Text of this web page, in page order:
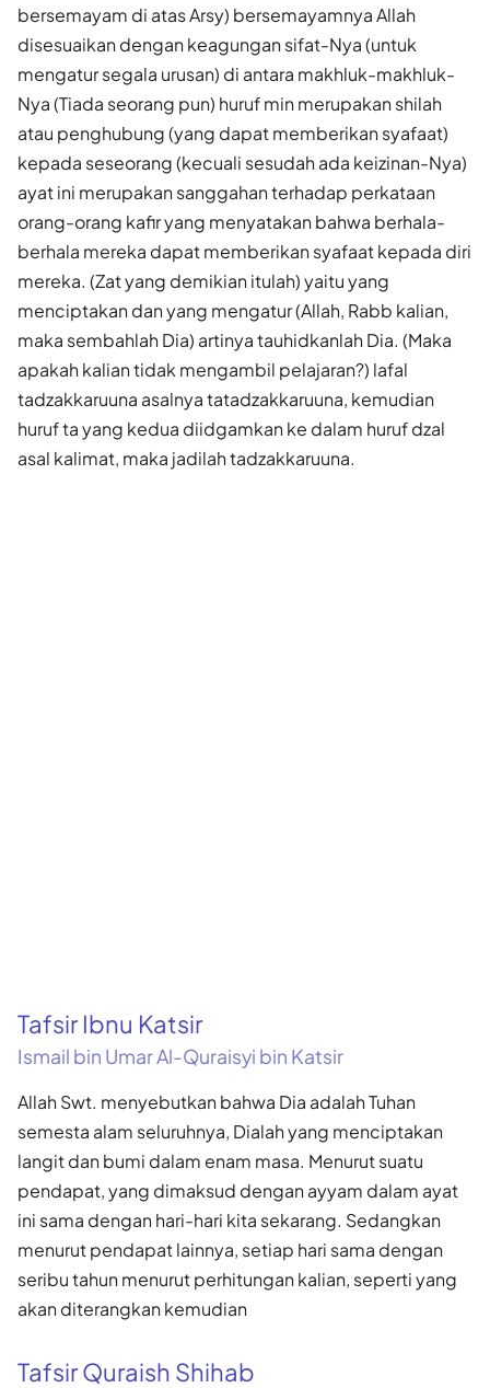
bersemayam di atas Arsy) bersemayamnya Allah
disesuaikan dengan keagungan sifat-Nya (untuk
mengatur segala urusan) di antara makhluk-makhluk-
Nya (Tiada seorang pun) huruf min merupakan shilah
atau penghubung (yang dapat memberikan syafaat)
kepada seseorang (kecuali sesudah ada keizinan-Nya)
ayat ini merupakan sanggahan terhadap perkataan
orang-orang kafir yang menyatakan bahwa berhala-
berhala mereka dapat memberikan syafaat kepada diri
mereka. (Zat yang demikian itulah) yaitu yang
menciptakan dan yang mengatur (Allah, Rabb kalian,
maka sembahlah Dia) artinya tauhidkanlah Dia. (Maka
apakah kalian tidak mengambil pelajaran?) lafal
tadzakkaruuna asalnya tatadzakkaruuna, kemudian
huruf ta yang kedua diidgamkan ke dalam huruf dzal
asal kalimat, maka jadilah tadzakkaruuna.
Tafsir Ibnu Katsir
Ismail bin Umar Al-Quraisyi bin Katsir
Allah Swt. menyebutkan bahwa Dia adalah Tuhan
semesta alam seluruhnya, Dialah yang menciptakan
langit dan bumi dalam enam masa. Menurut suatu
pendapat, yang dimaksud dengan ayyam dalam ayat
ini sama dengan hari-hari kita sekarang. Sedangkan
menurut pendapat lainnya, setiap hari sama dengan
seribu tahun menurut perhitungan kalian, seperti yang
akan diterangkan kemudian
Tafsir Quraish Shihab